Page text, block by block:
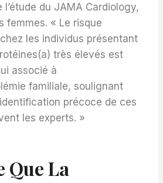
du JAMA Cardiology,
femmes. « Le risque
les individus présentant
très élevés est
associé à
familiale, soulignant
précoce de ces
les experts. »
Que La